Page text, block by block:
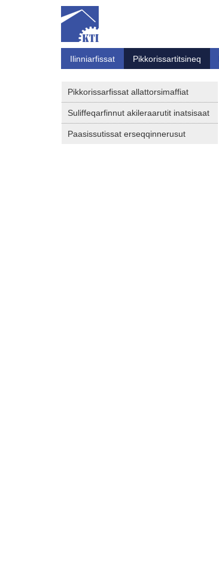
Ilinniarfissat Pikkorissartitsineq
Pikkorissarfissat allattorsimaffiat
Suliffeqarfinnut akileraarutit inatsisaat
Paasissutissat erseqqinnerusut